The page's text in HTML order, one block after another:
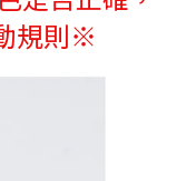
規則※